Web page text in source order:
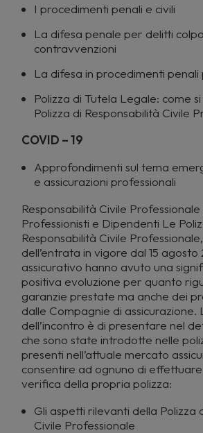
I procedimenti penali e civili
La difesa penale per delitti
contravvenzioni
La difesa in procedimenti
Polizza di Tutela Legale: come
Polizza di Responsabilità Civile
COVID – 19
Approfondimenti sul tema
e assicurazioni professionali
Responsabilità Civile
Professionisti e Dipendenti Le
Responsabilità Civile
dell’entrata in vigore dal 15 agosto
assicurativo hanno avuto una
positiva evoluzione per quanto
garanzie prestate ma anche dei
dalle Compagnie di assicurazione.
dell’incontro è di presentare nel
che sono state introdotte nelle
presenti nell’attuale mercato
consentire ad ognuno di
verifica della propria polizza:
Gli aspetti rilevanti della Polizza
Civile Professionale